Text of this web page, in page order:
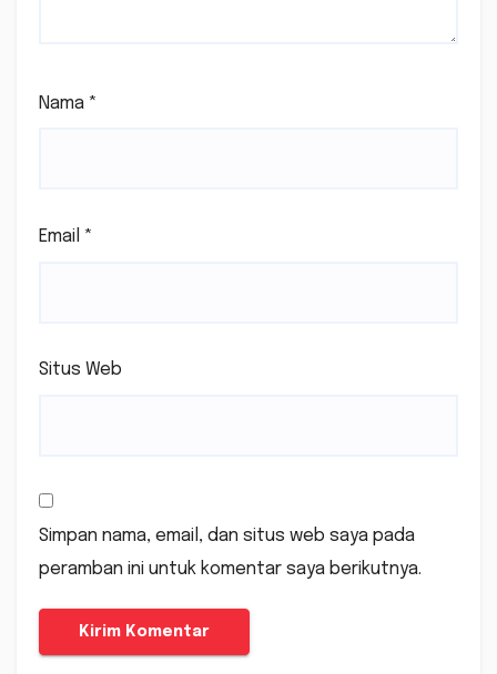
Nama *
Email *
Situs Web
Simpan nama, email, dan situs web saya pada
peramban ini untuk komentar saya berikutnya.